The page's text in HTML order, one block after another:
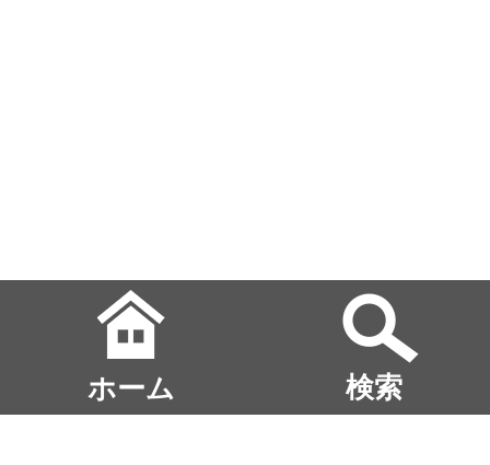
ホーム 検索